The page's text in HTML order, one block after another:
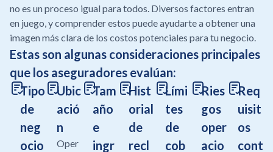
no es un proceso igual para todos. Diversos factores entran
en juego, y comprender estos puede ayudarte a obtener una
imagen más clara de los costos potenciales para tu negocio.
Estas son algunas consideraciones principales
que los aseguradores evalúan:
Tipo
de
neg
ocio
Ubic
ació
n
Oper
Tam
año
e
ingr
Hist
orial
de
recl
Lími
tes
de
cob
Ries
gos
oper
acio
Req
uisit
os
cont